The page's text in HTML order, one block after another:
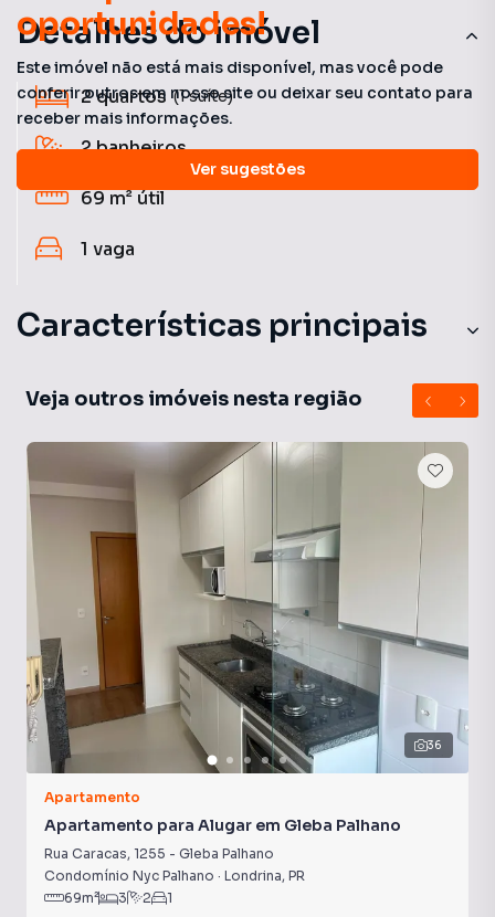
oportunidades!
Este imóvel não está mais disponível, mas você pode
conferir outros em nosso site ou deixar seu contato para
receber mais informações.
Ver sugestões
Detalhes do imóvel
2quartos (1 suíte)
2banheiros
69 m² útil
1 vaga
Características principais
Ar-Condicionado
Sacada
Veja outros imóveis nesta região
36
Apartamento
Apartamento para Alugar em Gleba Palhano
Rua Caracas, 1255 - Gleba Palhano
Condomínio Nyc Palhano · Londrina, PR
69m² 3 2 1